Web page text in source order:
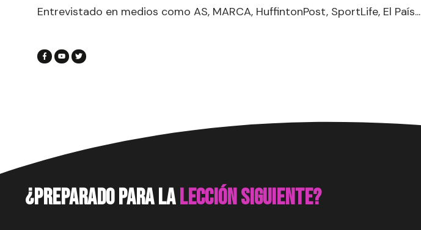
Entrevistado en medios como AS, MARCA, HuffintonPost, SportLife, El País...
¿preparado para lalección siguiente?